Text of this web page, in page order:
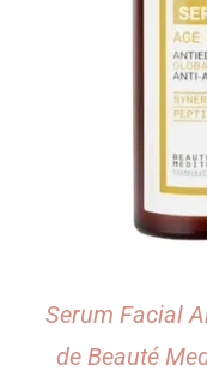
Serum Facial
de Beauté